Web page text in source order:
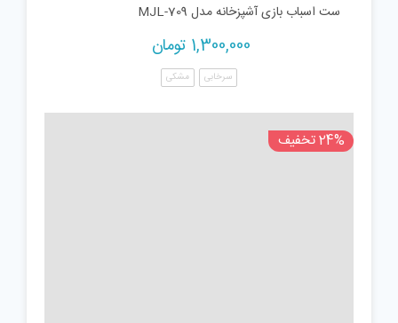
ست اسباب بازی آشپزخانه مدل MJL-709
1,300,000 تومان
سرخابی مشکی
24% تخفیف